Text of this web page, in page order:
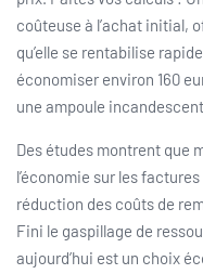
coûteuse à l’achat initial,
qu’elle se rentabilise
économiser environ 160
une ampoule
Des études montrent que
l’économie sur les
réduction des coûts de
Fini le gaspillage de
aujourd’hui est un choix